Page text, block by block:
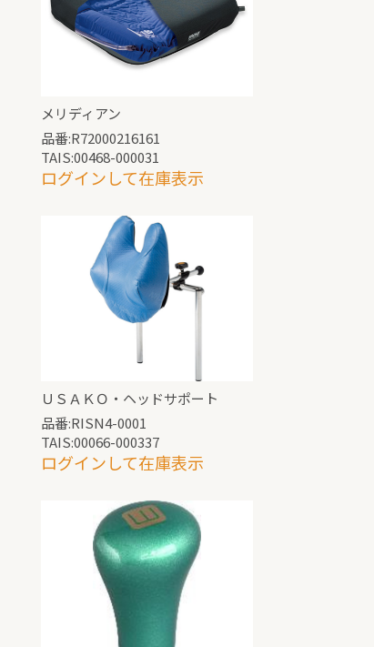
メリディアン
品番:R72000216161
TAIS:00468-000031
ログインして在庫表示
ＵＳＡＫＯ・ヘッドサポート
品番:RISN4-0001
TAIS:00066-000337
ログインして在庫表示